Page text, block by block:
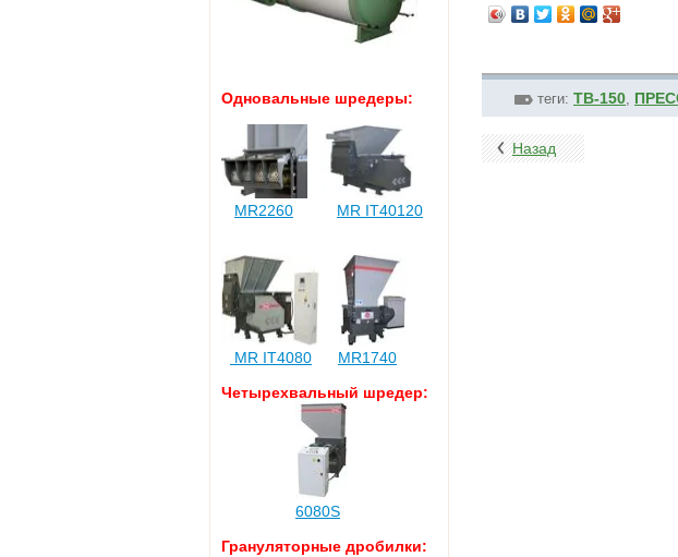
Одновальные шредеры:
MR2260 MR IT40120
MR IT4080
MR1740
Четырехвальный шредер:
6080S
Грануляторные дробилки:
теги: ТB-150,
Назад